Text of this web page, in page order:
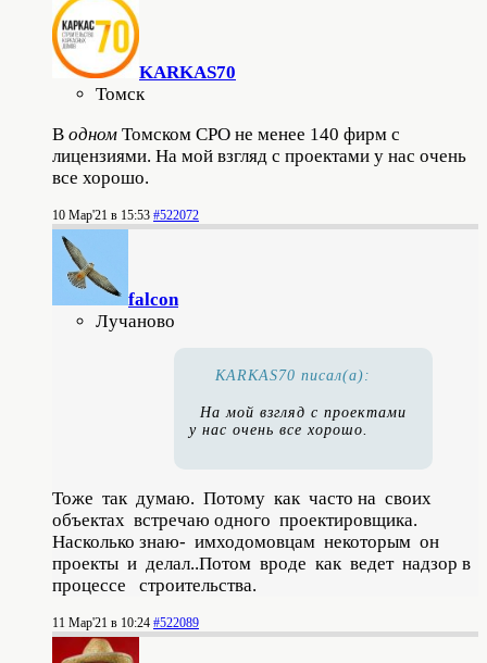
KARKAS70
Томск
В одном Томском СРО не менее 140 фирм с
лицензиями. На мой взгляд с проектами у нас очень
все хорошо.
10 Мар'21 в 15:53 #522072
falcon
Лучаново
KARKAS70 писал(а):
На мой взгляд с проектами
у нас очень все хорошо.
Тоже так думаю. Потому как часто на своих
объектах встречаю одного проектировщика.
Насколько знаю- имходомовцам некоторым он
проекты и делал..Потом вроде как ведет надзор в
процессе строительства.
11 Мар'21 в 10:24 #522089